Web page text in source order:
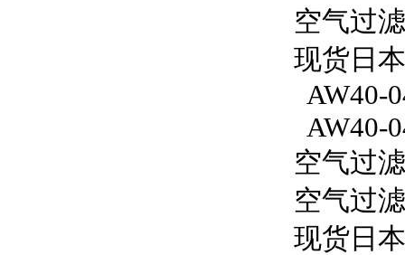
空气过
现货日
AW40-
AW40-
空气过
空气过
现货日